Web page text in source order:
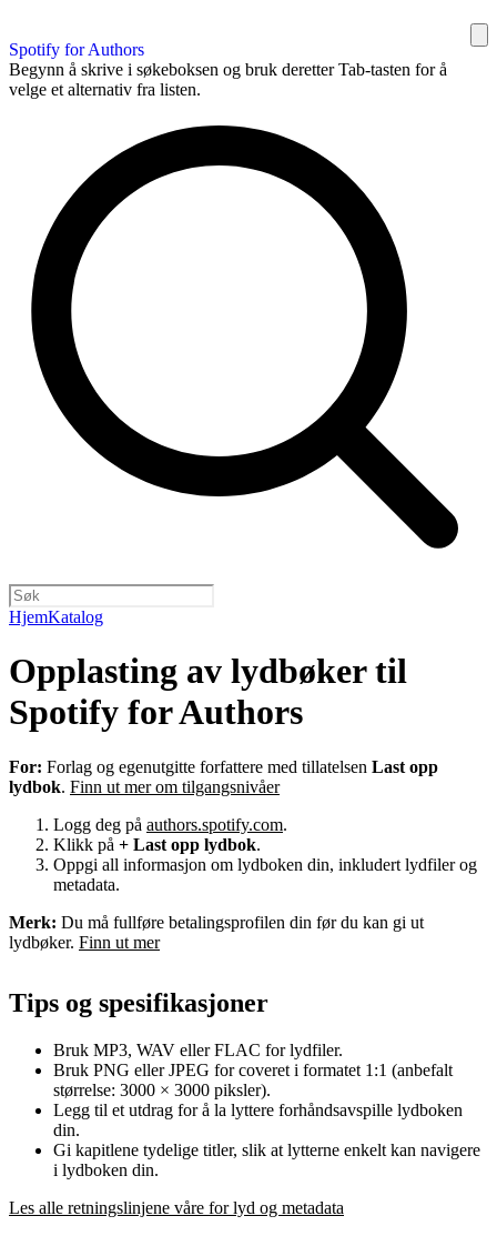
Spotify for Authors
Begynn å skrive i søkeboksen og bruk deretter Tab-tasten for å
velge et alternativ fra listen.
HjemKatalog
Opplasting av lydbøker til
Spotify for Authors
For: Forlag og egenutgitte forfattere med tillatelsen Last opp
lydbok. Finn ut mer om tilgangsnivåer
Logg deg på authors.spotify.com.
Klikk på + Last opp lydbok.
Oppgi all informasjon om lydboken din, inkludert lydfiler og
metadata.
Merk: Du må fullføre betalingsprofilen din før du kan gi ut
lydbøker. Finn ut mer
Tips og spesifikasjoner
Bruk MP3, WAV eller FLAC for lydfiler.
Bruk PNG eller JPEG for coveret i formatet 1:1 (anbefalt
størrelse: 3000 × 3000 piksler).
Legg til et utdrag for å la lyttere forhåndsavspille lydboken
din.
Gi kapitlene tydelige titler, slik at lytterne enkelt kan navigere
i lydboken din.
Les alle retningslinjene våre for lyd og metadata